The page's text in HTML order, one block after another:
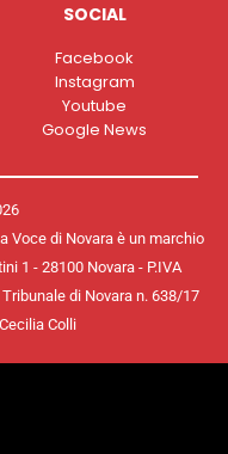
SOCIAL
Facebook
Instagram
Youtube
Google News
Voce di Novara è un marchio
1 - 28100 Novara - P.IVA
di Novara n. 638/17
Colli